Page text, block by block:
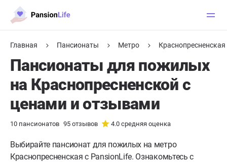
Главная Пансионаты Метро Краснопресненская
Пансионаты для пожилых
на Краснопресненской с
ценами и отзывами
10 пансионатов 95 отзывов 4.0 средняя оценка
Выбирайте пансионат для пожилых на метро
Краснопресненская с PansionLife. Ознакомьтесь с